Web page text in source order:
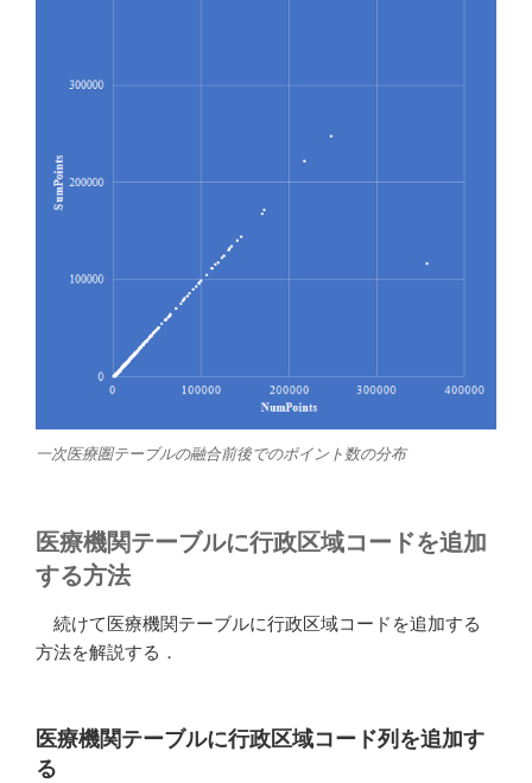
一次医療圏テーブルの融合前後でのポイント数の分布
医療機関テーブルに行政区域コードを追加
する方法
続けて医療機関テーブルに行政区域コードを追加する
方法を解説する．
医療機関テーブルに行政区域コード列を追加す
る